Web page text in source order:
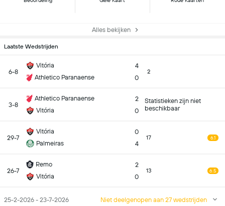
Alles bekijken
Laatste Wedstrijden
6-8
Vitória
Athletico Paranaense
4
0
2
3-8
Athletico Paranaense
Vitória
2
0
Statistieken zijn niet
beschikbaar
29-7
Vitória
Palmeiras
0
4
17 6.1
26-7
Remo
Vitória
2
0
13 6.5
25-2-2026 - 23-7-2026 Niet deelgenopen aan 27 wedstrijden